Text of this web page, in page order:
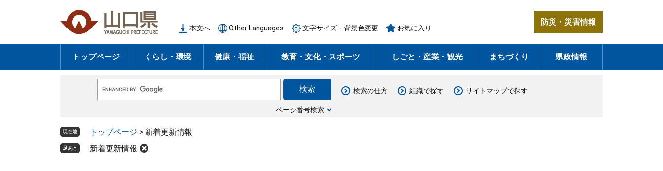
の
頭
ー
飛
本文へ Other Languages 文字サイズ・背景色変更 お気に入り
防災・災害情報
トップページ くらし・環境 健康・福祉 教育・文化・スポーツ しごと・産業・観光 まちづくり 県政情報
o
e
ス
ページ番号検索
検索の仕方 組織で探す サイトマップで探す
現在地 トップページ > 新着更新情報
足あと 新着更新情報